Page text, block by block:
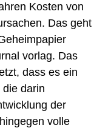
Kosten von
Das geht
vorlag. Das
dass es ein
darin
der
volle